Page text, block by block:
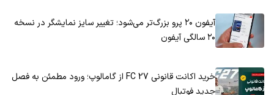
آیفون ۲۰ پرو بزرگ‌تر می‌شود؛ تغییر سایز نمایشگر در نسخه
۲۰ سالگی آیفون
خرید اکانت قانونی FC 27 از گامالوپ؛ ورود مطمئن به فصل
جدید فوتبال